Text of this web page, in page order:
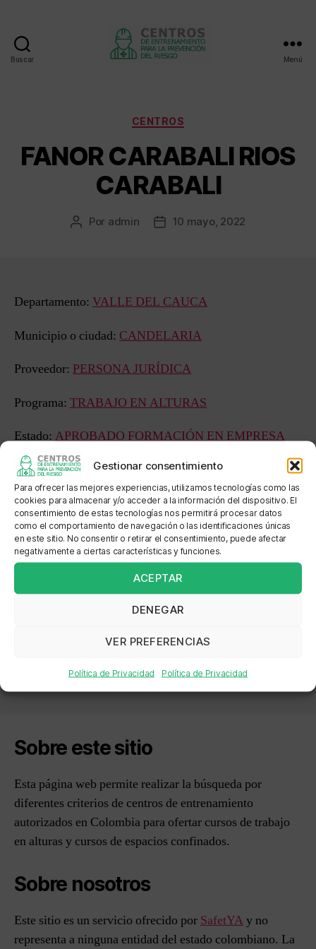
Gestionar consentimiento
Para ofrecer las mejores experiencias, utilizamos tecnologías como las
cookies para almacenar y/o acceder a la información del dispositivo. El
consentimiento de estas tecnologías nos permitirá procesar datos
como el comportamiento de navegación o las identificaciones únicas
en este sitio. No consentir o retirar el consentimiento, puede afectar
negativamente a ciertas características y funciones.
ACEPTAR
DENEGAR
VER PREFERENCIAS
Política de Privacidad Política de Privacidad
Buscar Menú
Categorías
CENTROS
FANOR CARABALI RIOS
CARABALI
Autor
Por admin
Fecha10 mayo, 2022
Departamento: VALLE DEL CAUCA
Municipio o ciudad: CANDELARIA
Proveedor: PERSONA JURÍDICA
Programa: TRABAJO EN ALTURAS
Estado: APROBADO FORMACIÓN EN EMPRESA
Sede: FANOR RIOS CARABALI/ SERPROSAO
Dirección: KM 6 Via Cali Candelaria
Localización: Bodegas DH AMBIENTAL
VPC PROTECCION EN ALTURAS
ASESORIAS INTEGRALES
Sobre este sitio
Esta página web permite realizar la búsqueda por
diferentes criterios de centros de entrenamiento
autorizados en Colombia para ofertar cursos de trabajo
en alturas y cursos de espacios confinados.
Sobre nosotros
Este sitio es un servicio ofrecido por SafetYAy no
representa a ninguna entidad del estado colombiano. La